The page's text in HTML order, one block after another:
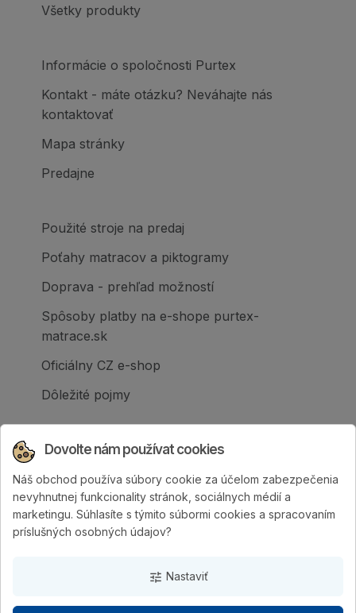
Všetky produkty
Informácie o spoločnosti Purtex
Kontakt - máte otázku? Neváhajte nás
kontaktovať
Mapa stránky
Predajne
Použité stroje na predaj
Poťahy matracov a piktogramy
Doprava - prehľad možností
Spôsoby platby na e-shope purtex-
matrace.sk
Oficiálny CZ e-shop
Dôležité pojmy
Spoločnosť PURTEX s.r.o., založená v roku
1995, je popredným slovenským výrobcom
postelí a klinicky hodnotených matracov.
Dovolte nám používat cookies
Náš obchod používa súbory cookie za účelom zabezpečenia
nevyhnutnej funkcionality stránok, sociálnych médií a
marketingu. Súhlasíte s týmito súbormi cookies a spracovaním
príslušných osobných údajov?
tune Nastaviť